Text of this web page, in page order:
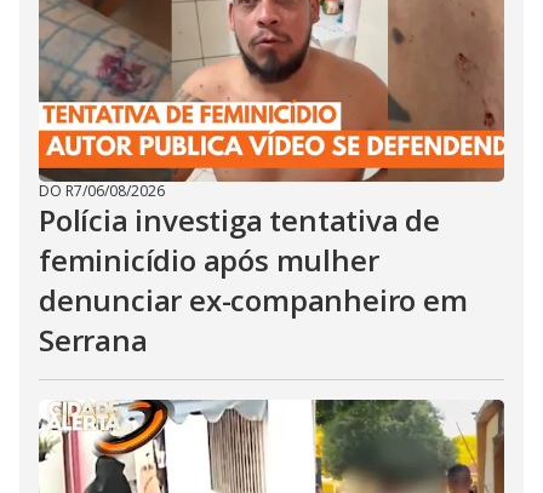
DO R7/06/08/2026
Polícia investiga tentativa de
feminicídio após mulher
denunciar ex-companheiro em
Serrana